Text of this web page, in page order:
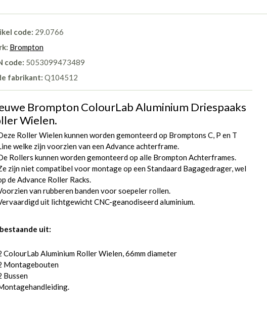
code: 29.0766
Brompton
code: 5053099473489
fabrikant: Q104512
Brompton ColourLab Aluminium Driespaaks
Wielen.
Roller Wielen kunnen worden gemonteerd op Bromptons C, P en T
welke zijn voorzien van een Advance achterframe.
Rollers kunnen worden gemonteerd op alle Brompton Achterframes.
zijn niet compatibel voor montage op een Standaard Bagagedrager, wel
de Advance Roller Racks.
van rubberen banden voor soepeler rollen.
uit lichtgewicht CNC-geanodiseerd aluminium.
uit:
ColourLab Aluminium Roller Wielen, 66mm diameter
Montagebouten
Bussen